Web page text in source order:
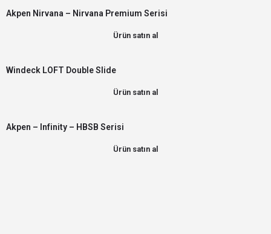
Akpen Nirvana – Nirvana Premium Serisi
Ürün satın al
Windeck LOFT Double Slide
Ürün satın al
Akpen – Infinity – HBSB Serisi
Ürün satın al